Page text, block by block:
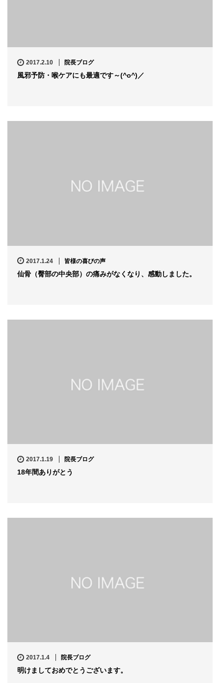
2017.2.10 院長ブログ
風邪予防・喉ケアにも最適です～(^o^)／
2017.1.24 皆様の喜びの声
仙骨（臀部の中央部）の痛みがなくなり、感動しました。
2017.1.19 院長ブログ
18年間ありがとう
2017.1.4 院長ブログ
明けましておめでとうございます。